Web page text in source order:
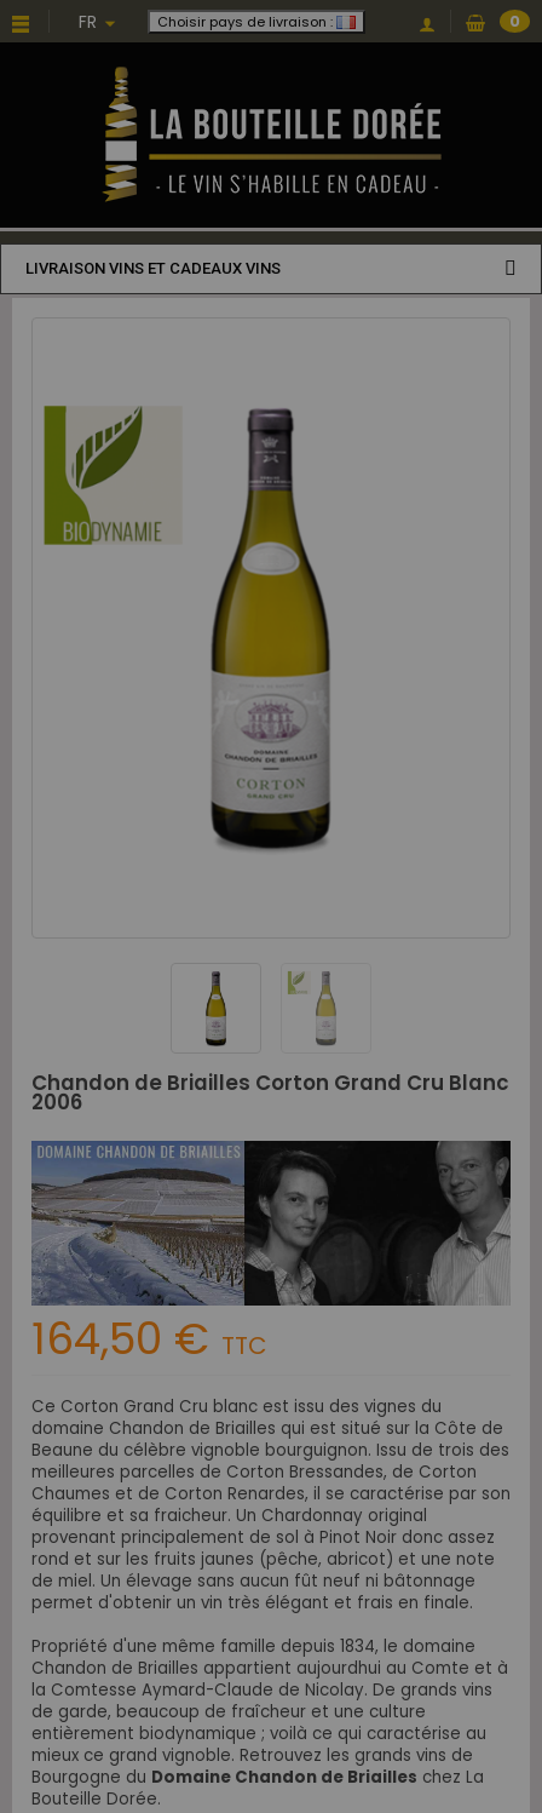
FR Choisir pays de livraison : 0
LIVRAISON VINS ET CADEAUX VINS
Chandon de Briailles Corton Grand Cru Blanc
2006
164,50 € TTC
Ce Corton Grand Cru blanc est issu des vignes du
domaine Chandon de Briailles qui est situé sur la Côte de
Beaune du célèbre vignoble bourguignon. Issu de trois des
meilleures parcelles de Corton Bressandes, de Corton
Chaumes et de Corton Renardes, il se caractérise par son
équilibre et sa fraicheur. Un Chardonnay original
provenant principalement de sol à Pinot Noir donc assez
rond et sur les fruits jaunes (pêche, abricot) et une note
de miel. Un élevage sans aucun fût neuf ni bâtonnage
permet d'obtenir un vin très élégant et frais en finale.
Propriété d'une même famille depuis 1834, le domaine
Chandon de Briailles appartient aujourdhui au Comte et à
la Comtesse Aymard-Claude de Nicolay. De grands vins
de garde, beaucoup de fraîcheur et une culture
entièrement biodynamique ; voilà ce qui caractérise au
mieux ce grand vignoble. Retrouvez les grands vins de
Bourgogne du Domaine Chandon de Briailles chez La
Bouteille Dorée.